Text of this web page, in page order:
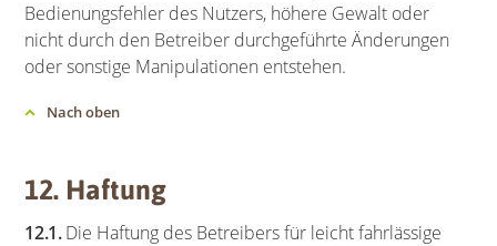
Bedienungsfehler des Nutzers, höhere Gewalt oder
nicht durch den Betreiber durchgeführte Änderungen
oder sonstige Manipulationen entstehen.
Nach oben
12. Haftung
12.1.Die Haftung des Betreibers für leicht fahrlässige